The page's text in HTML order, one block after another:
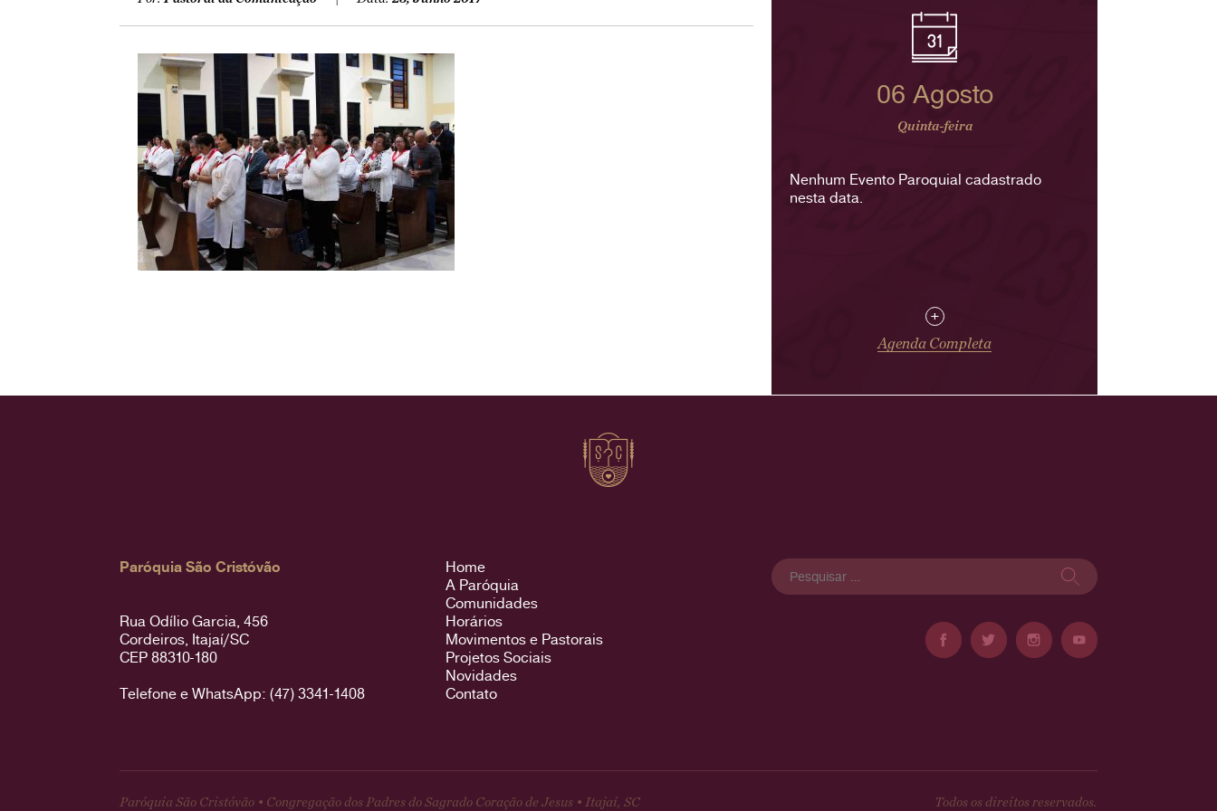
06 Agosto
Quinta-feira
Nenhum Evento Paroquial cadastrado
nesta data.
+
Agenda Completa
Paróquia São Cristóvão
Rua Odílio Garcia, 456
Cordeiros, Itajaí/SC
CEP 88310-180
Telefone e WhatsApp: (47) 3341-1408
Home
A Paróquia
Comunidades
Horários
Movimentos e Pastorais
Projetos Sociais
Novidades
Contato
Pesquisar
por:
Paróquia São Cristóvão • Congregação dos Padres do Sagrado Coração de Jesus • Itajaí, SC Todos os direitos reservados.